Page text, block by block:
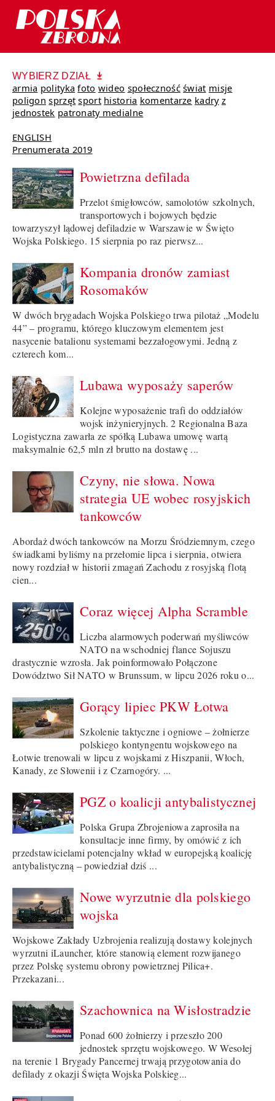
WYBIERZ DZIAŁ
armia polityka foto wideo społeczność świat misje
poligon sprzęt sport historia komentarze kadry z
jednostek patronaty medialne
ENGLISH
Prenumerata 2019
Powietrzna defilada
Przelot śmigłowców, samolotów szkolnych,
transportowych i bojowych będzie
towarzyszył lądowej defiladzie w Warszawie w Święto
Wojska Polskiego. 15 sierpnia po raz pierwsz...
Kompania dronów zamiast
Rosomaków
W dwóch brygadach Wojska Polskiego trwa pilotaż „Modelu
44” – programu, którego kluczowym elementem jest
nasycenie batalionu systemami bezzałogowymi. Jedną z
czterech kom...
Lubawa wyposaży saperów
Kolejne wyposażenie trafi do oddziałów
wojsk inżynieryjnych. 2 Regionalna Baza
Logistyczna zawarła ze spółką Lubawa umowę wartą
maksymalnie 62,5 mln zł brutto na dostawę ...
Czyny, nie słowa. Nowa
strategia UE wobec rosyjskich
tankowców
Abordaż dwóch tankowców na Morzu Śródziemnym, czego
świadkami byliśmy na przełomie lipca i sierpnia, otwiera
nowy rozdział w historii zmagań Zachodu z rosyjską flotą
cien...
Coraz więcej Alpha Scramble
Liczba alarmowych poderwań myśliwców
NATO na wschodniej flance Sojuszu
drastycznie wzrosła. Jak poinformowało Połączone
Dowództwo Sił NATO w Brunssum, w lipcu 2026 roku o...
Gorący lipiec PKW Łotwa
Szkolenie taktyczne i ogniowe – żołnierze
polskiego kontyngentu wojskowego na
Łotwie trenowali w lipcu z wojskami z Hiszpanii, Włoch,
Kanady, ze Słowenii i z Czarnogóry. ...
PGZ o koalicji antybalistycznej
Polska Grupa Zbrojeniowa zaprosiła na
konsultacje inne firmy, by omówić z ich
przedstawicielami potencjalny wkład w europejską koalicję
antybalistyczną – powiedział dziś ...
Nowe wyrzutnie dla polskiego
wojska
Wojskowe Zakłady Uzbrojenia realizują dostawy kolejnych
wyrzutni iLauncher, które stanowią element rozwijanego
przez Polskę systemu obrony powietrznej Pilica+.
Przekazani...
Szachownica na Wisłostradzie
Ponad 600 żołnierzy i przeszło 200
jednostek sprzętu wojskowego. W Wesołej
na terenie 1 Brygady Pancernej trwają przygotowania do
defilady z okazji Święta Wojska Polskieg...